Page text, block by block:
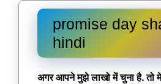
promise day
hindi
अगर आपने मुझे लाखो में चुना है. तो